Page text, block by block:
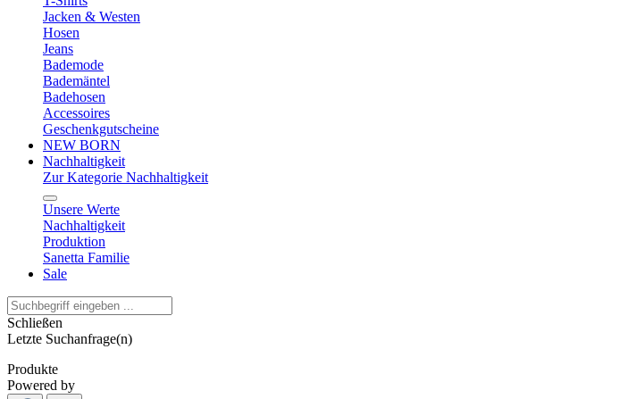
Jacken & Westen
Hosen
Jeans
Bademode
Bademäntel
Badehosen
Accessoires
Geschenkgutscheine
NEW BORN
Nachhaltigkeit
Zur Kategorie Nachhaltigkeit
Unsere Werte
Nachhaltigkeit
Produktion
Sanetta Familie
Sale
Schließen
Letzte Suchanfrage(n)
Produkte
Powered by